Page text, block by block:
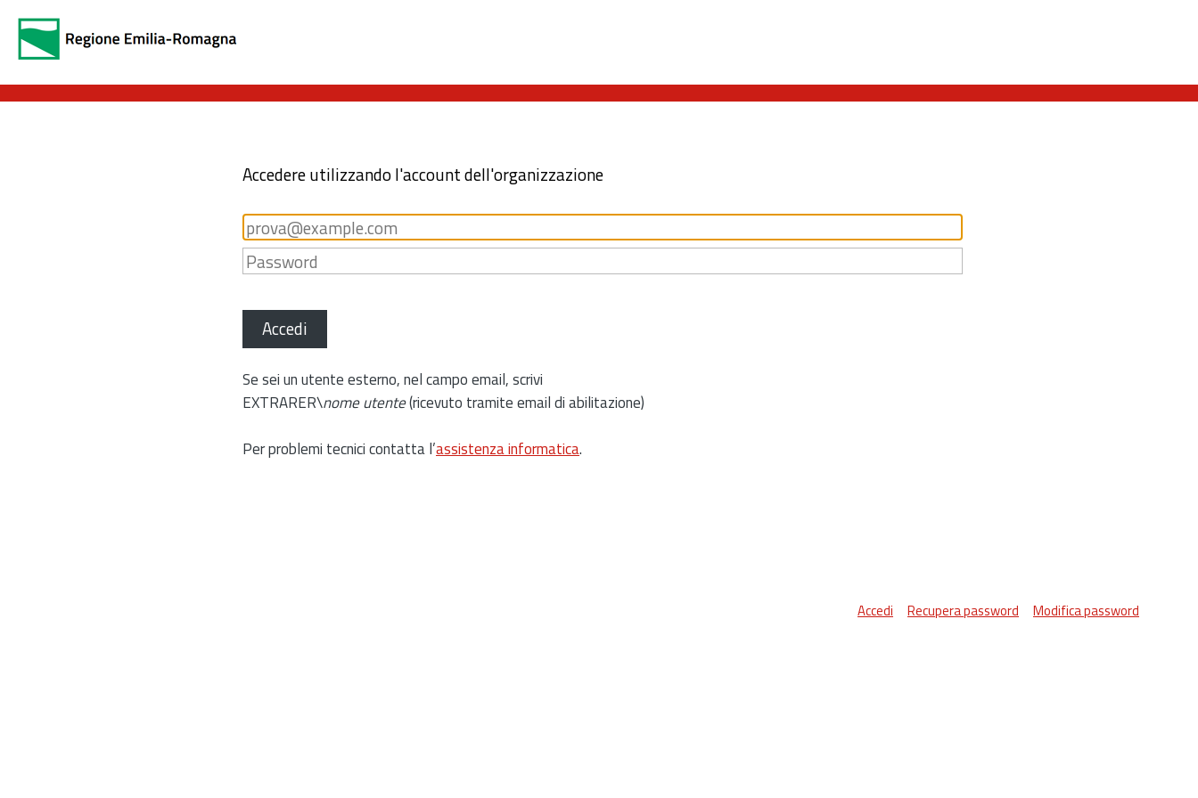
Accedere utilizzando l'account dell'organizzazione
Accedi
Se sei un utente esterno, nel campo email, scrivi
EXTRARER\nome utente(ricevuto tramite email di abilitazione)
Per problemi tecnici contatta l’assistenza informatica.
Accedi Recupera password Modifica password